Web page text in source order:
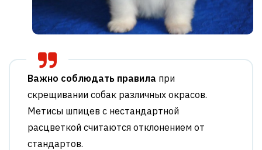
Важно соблюдать правила при
скрещивании собак различных окрасов.
Метисы шпицев с нестандартной
расцветкой считаются отклонением от
стандартов.